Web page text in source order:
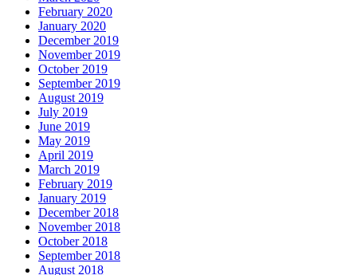
February 2020
January 2020
December 2019
November 2019
October 2019
September 2019
August 2019
July 2019
June 2019
May 2019
April 2019
March 2019
February 2019
January 2019
December 2018
November 2018
October 2018
September 2018
August 2018